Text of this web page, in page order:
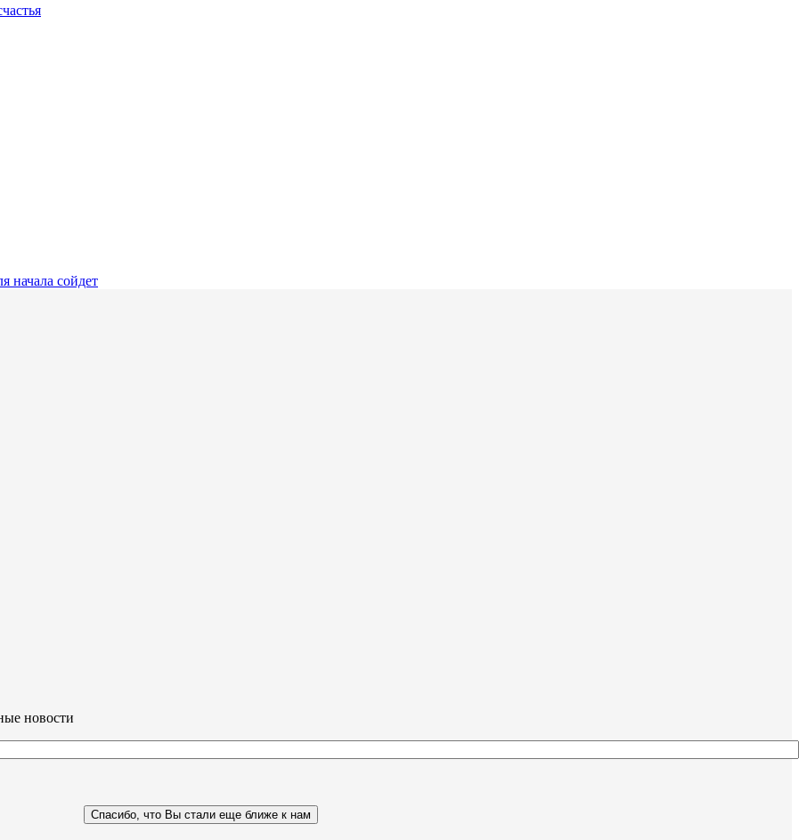
начала сойдет
новости